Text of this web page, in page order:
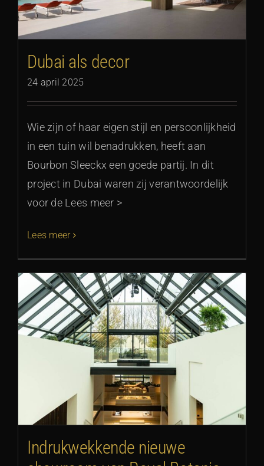
Dubai als decor
24 april 2025
Wie zijn of haar eigen stijl en persoonlijkheid
in een tuin wil benadrukken, heeft aan
Bourbon Sleeckx een goede partij. In dit
project in Dubai waren zij verantwoordelijk
voor de Lees meer >
Lees meer
Indrukwekkende nieuwe